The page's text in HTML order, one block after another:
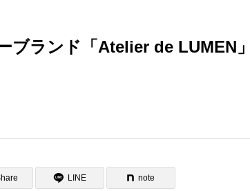
ブランド「Atelier de LUMEN
LINE note